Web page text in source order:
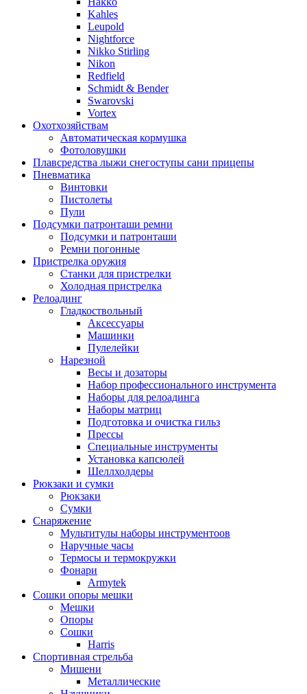
Kahles
Leupold
Nightforce
Nikko Stirling
Nikon
Redfield
Schmidt & Bender
Swarovski
Vortex
Охотхозяйствам
Автоматическая кормушка
Фотоловушки
Плавсредства лыжи снегоступы сани прицепы
Пневматика
Винтовки
Пистолеты
Пули
Подсумки патронташи ремни
Подсумки и патронташи
Ремни погонные
Пристрелка оружия
Станки для пристрелки
Холодная пристрелка
Релоадинг
Гладкоствольный
Аксессуары
Машинки
Пулелейки
Нарезной
Весы и дозаторы
Набор профессионального инструмента
Наборы для релоадинга
Наборы матриц
Подготовка и очистка гильз
Прессы
Специальные инструменты
Установка капсюлей
Шеллхолдеры
Рюкзаки и сумки
Рюкзаки
Сумки
Снаряжение
Мультитулы наборы инструментоов
Наручные часы
Термосы и термокружки
Фонари
Armytek
Сошки опоры мешки
Мешки
Опоры
Сошки
Harris
Спортивная стрельба
Мишени
Металлические